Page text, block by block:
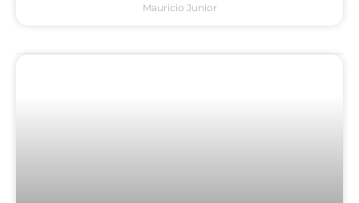
Mauricio Junior